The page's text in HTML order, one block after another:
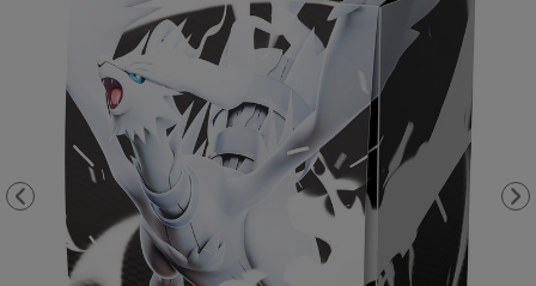
在庫あり
セール
ランキン
おすすめ
商品
書籍
colleize B
OX